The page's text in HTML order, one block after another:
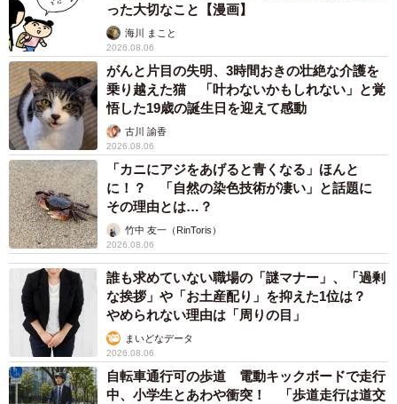
妻からエプロンのプレゼントをもらったんだけど、謎の数
式が刺繍してあったので、気になって増減表を書いてグラ
フを描いたら愛を感じた pic.twitter.com/6N5UCaOf1k
— shelfall@FP2級勉強中 (@shelfall)April 25, 2020
妻のエプロンには答えを刺繍してました
ある意味ペアルック？ pic.twitter.com/ejUxQgDvpF
— shelfall@FP2級勉強中 (@shelfall)
―コンピュータで一瞬で解けるのに、手作業で解かれてい
たのも驚きです。
「もともと数学の問題を作ったり解いたりするのが好きだ
ったので、腕試しに解いてみようと思いました。せっかく
手間をかけて作ってくれたものをコンピュータで一瞬で解
いてしまっては味気ないというのもありました」
った大切なこと【漫画】
海川 まこと
2026.08.06
がんと片目の失明、3時間おきの壮絶な介護を
乗り越えた猫 「叶わないかもしれない」と覚
悟した19歳の誕生日を迎えて感動
古川 諭香
2026.08.06
「カニにアジをあげると青くなる」ほんと
に！？ 「自然の染色技術が凄い」と話題に
その理由とは…？
竹中 友一（RinToris）
2026.08.06
誰も求めていない職場の「謎マナー」、「過剰
な挨拶」や「お土産配り」を抑えた1位は？
やめられない理由は「周りの目」
まいどなデータ
2026.08.06
自転車通行可の歩道 電動キックボードで走行
中、小学生とあわや衝突！ 「歩道走行は道交